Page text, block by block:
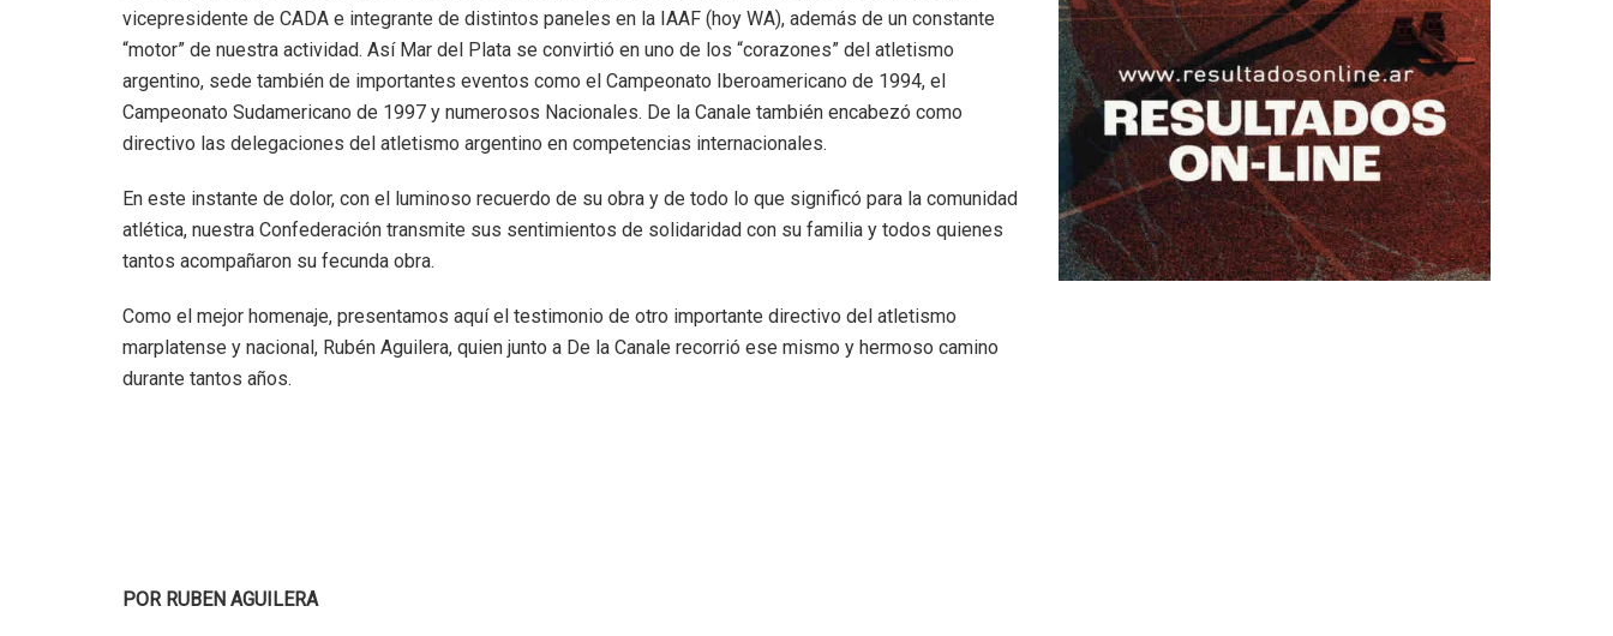
vicepresidente de CADA e integrante de distintos paneles en la IAAF (hoy WA), además de un constante
“motor” de nuestra actividad. Así Mar del Plata se convirtió en uno de los “corazones” del atletismo
argentino, sede también de importantes eventos como el Campeonato Iberoamericano de 1994, el
Campeonato Sudamericano de 1997 y numerosos Nacionales. De la Canale también encabezó como
directivo las delegaciones del atletismo argentino en competencias internacionales.
En este instante de dolor, con el luminoso recuerdo de su obra y de todo lo que significó para la comunidad
atlética, nuestra Confederación transmite sus sentimientos de solidaridad con su familia y todos quienes
tantos acompañaron su fecunda obra.
Como el mejor homenaje, presentamos aquí el testimonio de otro importante directivo del atletismo
marplatense y nacional, Rubén Aguilera, quien junto a De la Canale recorrió ese mismo y hermoso camino
durante tantos años.
POR RUBEN AGUILERA